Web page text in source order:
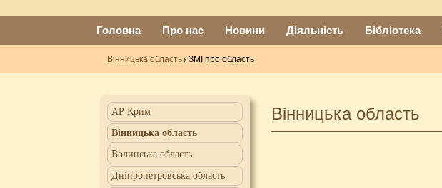
Головна Про нас Новини Діяльність Бібліотека
Вінницька область ЗМІ про область
АР Крим
Вінницька область
Волинська область
Дніпропетровська область
Вінницька область